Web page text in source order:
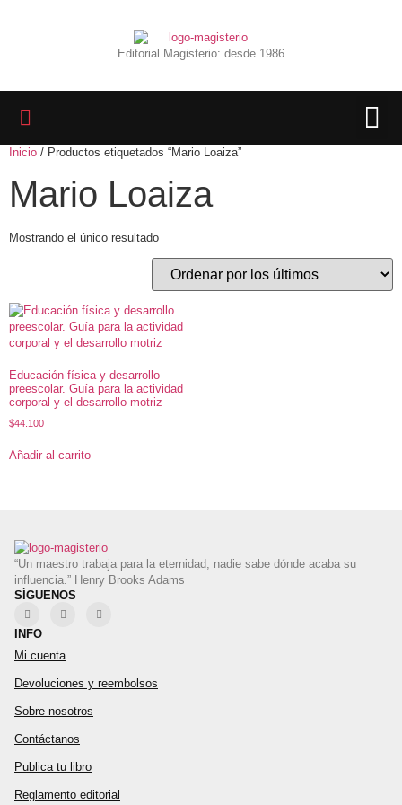
Editorial Magisterio: desde 1986
Inicio / Productos etiquetados “Mario Loaiza”
Mario Loaiza
Mostrando el único resultado
Educación física y desarrollo
preescolar. Guía para la actividad
corporal y el desarrollo motriz
$44.100
Añadir al carrito
“Un maestro trabaja para la eternidad, nadie sabe dónde acaba su
influencia.” Henry Brooks Adams
SÍGUENOS
INFO
Mi cuenta
Devoluciones y reembolsos
Sobre nosotros
Contáctanos
Publica tu libro
Reglamento editorial